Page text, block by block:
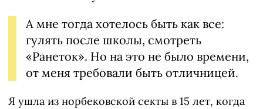
А мне тогда хотелось быть как все:
гулять после школы, смотреть
«Ранеток». Но на это не было времени,
от меня требовали быть отличницей.
Я ушла из норбековской секты в 15 лет, когда